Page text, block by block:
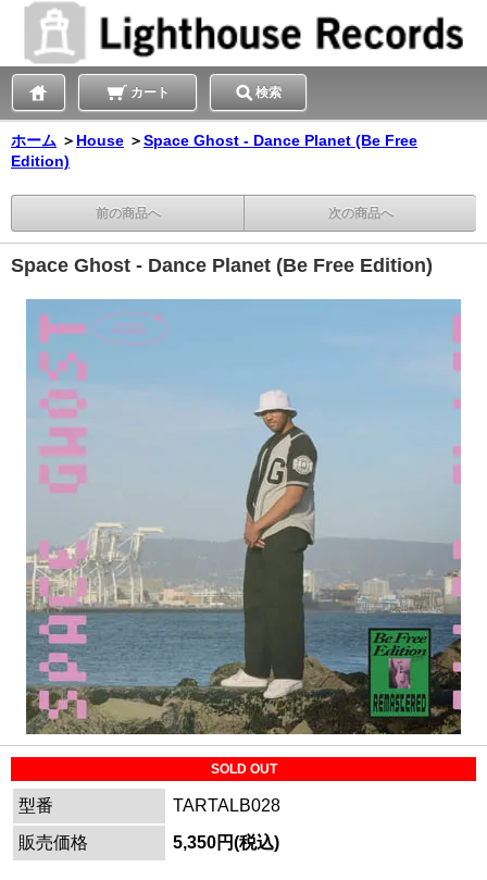
カート 検索
ホーム ＞ House ＞Space Ghost - Dance Planet (Be Free
Edition)
前の商品へ 次の商品へ
Space Ghost - Dance Planet (Be Free Edition)
SOLD OUT
型番
TARTALB028
販売価格
5,350円(税込)